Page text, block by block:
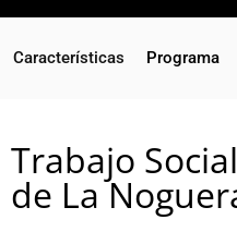
Características Programa
Trabajo
de La